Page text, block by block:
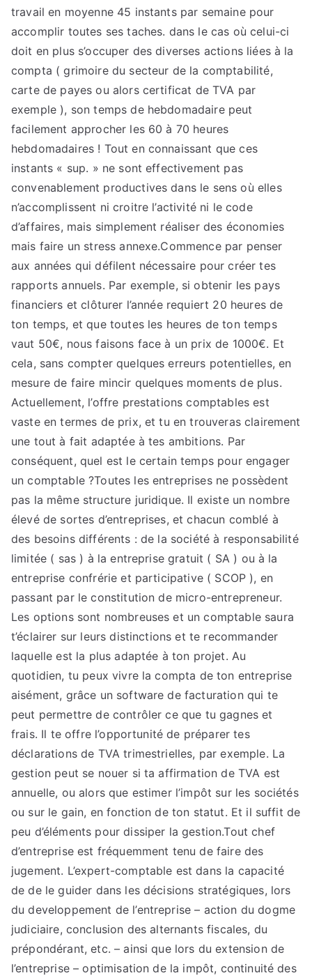
travail en moyenne 45 instants par semaine pour
accomplir toutes ses taches. dans le cas où celui-ci
doit en plus s’occuper des diverses actions liées à la
compta ( grimoire du secteur de la comptabilité,
carte de payes ou alors certificat de TVA par
exemple ), son temps de hebdomadaire peut
facilement approcher les 60 à 70 heures
hebdomadaires ! Tout en connaissant que ces
instants « sup. » ne sont effectivement pas
convenablement productives dans le sens où elles
n’accomplissent ni croitre l’activité ni le code
d’affaires, mais simplement réaliser des économies
mais faire un stress annexe.Commence par penser
aux années qui défilent nécessaire pour créer tes
rapports annuels. Par exemple, si obtenir les pays
financiers et clôturer l’année requiert 20 heures de
ton temps, et que toutes les heures de ton temps
vaut 50€, nous faisons face à un prix de 1000€. Et
cela, sans compter quelques erreurs potentielles, en
mesure de faire mincir quelques moments de plus.
Actuellement, l’offre prestations comptables est
vaste en termes de prix, et tu en trouveras clairement
une tout à fait adaptée à tes ambitions. Par
conséquent, quel est le certain temps pour engager
un comptable ?Toutes les entreprises ne possèdent
pas la même structure juridique. Il existe un nombre
élevé de sortes d’entreprises, et chacun comblé à
des besoins différents : de la société à responsabilité
limitée ( sas ) à la entreprise gratuit ( SA ) ou à la
entreprise confrérie et participative ( SCOP ), en
passant par le constitution de micro-entrepreneur.
Les options sont nombreuses et un comptable saura
t’éclairer sur leurs distinctions et te recommander
laquelle est la plus adaptée à ton projet. Au
quotidien, tu peux vivre la compta de ton entreprise
aisément, grâce un software de facturation qui te
peut permettre de contrôler ce que tu gagnes et
frais. Il te offre l’opportunité de préparer tes
déclarations de TVA trimestrielles, par exemple. La
gestion peut se nouer si ta affirmation de TVA est
annuelle, ou alors que estimer l’impôt sur les sociétés
ou sur le gain, en fonction de ton statut. Et il suffit de
peu d’éléments pour dissiper la gestion.Tout chef
d’entreprise est fréquemment tenu de faire des
jugement. L’expert-comptable est dans la capacité
de de le guider dans les décisions stratégiques, lors
du developpement de l’entreprise – action du dogme
judiciaire, conclusion des alternants fiscales, du
prépondérant, etc. – ainsi que lors du extension de
l’entreprise – optimisation de la impôt, continuité des